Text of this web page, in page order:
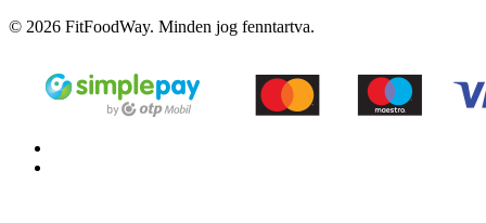
© 2026 FitFoodWay. Minden jog fenntartva.